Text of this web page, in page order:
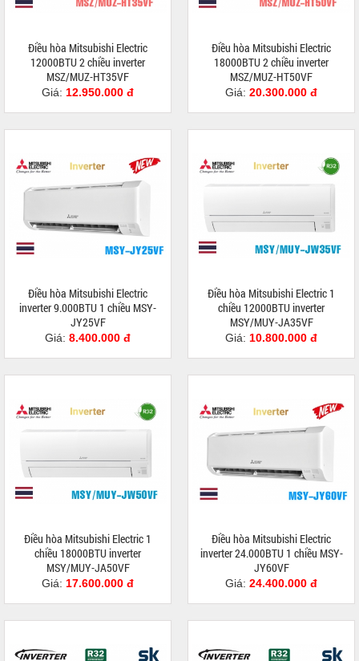
Điều hòa Mitsubishi Electric
12000BTU 2 chiều inverter
MSZ/MUZ-HT35VF
Giá: 12.950.000 đ
Điều hòa Mitsubishi Electric
18000BTU 2 chiều inverter
MSZ/MUZ-HT50VF
Giá: 20.300.000 đ
Điều hòa Mitsubishi Electric
inverter 9.000BTU 1 chiều MSY-
JY25VF
Giá: 8.400.000 đ
Điều hòa Mitsubishi Electric 1
chiều 12000BTU inverter
MSY/MUY-JA35VF
Giá: 10.800.000 đ
Điều hòa Mitsubishi Electric 1
chiều 18000BTU inverter
MSY/MUY-JA50VF
Giá: 17.600.000 đ
Điều hòa Mitsubishi Electric
inverter 24.000BTU 1 chiều MSY-
JY60VF
Giá: 24.400.000 đ